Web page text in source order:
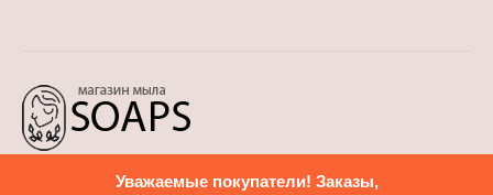
Уважаемые покупатели! Заказы,
Политика конфиденциальности